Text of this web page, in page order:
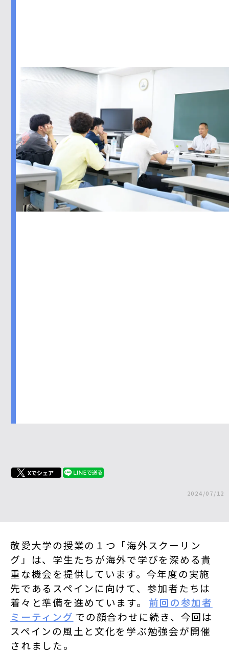
Xでシェア
2024/07/12
敬愛大学の授業の１つ「海外スクーリン
グ」は、学生たちが海外で学びを深める貴
重な機会を提供しています。今年度の実施
先であるスペインに向けて、参加者たちは
着々と準備を進めています。
前回の参加者
ミーティング での顔合わせに続き、今回は
スペインの風土と文化を学ぶ勉強会が開催
されました。